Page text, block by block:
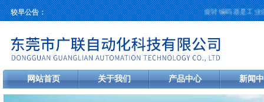
较早公告： 旋转编码器是工业自动
网站首页 关于我们 产品中心 新闻